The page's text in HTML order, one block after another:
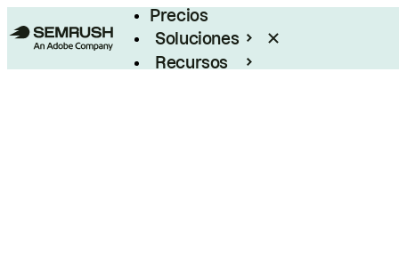
Precios
Soluciones
Recursos